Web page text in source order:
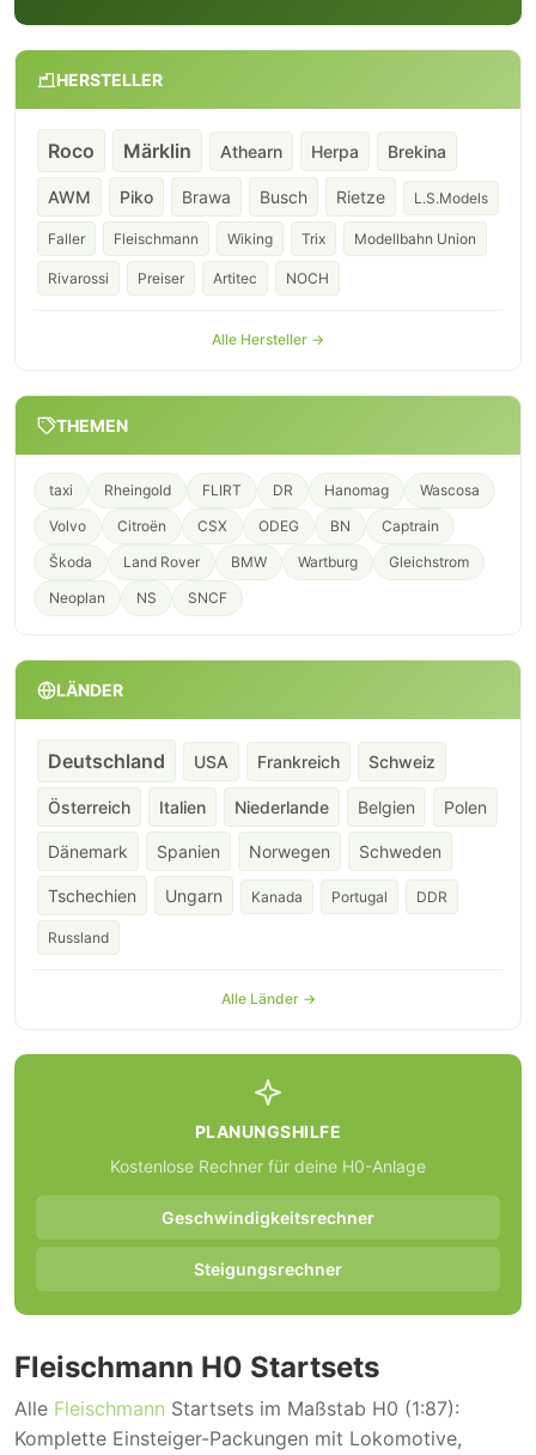
HERSTELLER
Roco Märklin Athearn Herpa Brekina
AWM Piko Brawa Busch Rietze L.S.Models
Faller Fleischmann Wiking Trix Modellbahn Union
Rivarossi Preiser Artitec NOCH
Alle Hersteller →
THEMEN
taxi Rheingold FLIRT DR Hanomag
Wascosa
Volvo
Citroën CSX ODEG BN
Captrain
Škoda
Land Rover BMW Wartburg
Gleichstrom
Neoplan
NS SNCF
LÄNDER
Deutschland USA Frankreich Schweiz
Österreich Italien Niederlande Belgien Polen
Dänemark Spanien Norwegen Schweden
Tschechien Ungarn Kanada Portugal DDR
Russland
Alle Länder →
PLANUNGSHILFE
Kostenlose Rechner für deine H0-Anlage
Geschwindigkeitsrechner
Steigungsrechner
Fleischmann H0 Startsets
Alle Fleischmann Startsets im Maßstab H0 (1:87):
Komplette Einsteiger-Packungen mit Lokomotive,